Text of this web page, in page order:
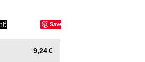
Save
9,24 €